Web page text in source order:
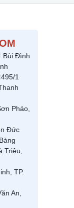
Bùi Đình
495/1
Pháo,
Đức
Triệu,
TP.
An,